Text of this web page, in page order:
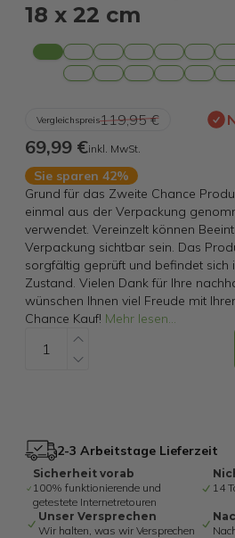
18 x 22 cm
Vergleichspreis119,95 €
69,99 €inkl. MwSt.
Sie sparen 42%
Grund für das Zweite Chance
einmal aus der Verpackung
verwendet. Vereinzelt können
Verpackung sichtbar sein. Das
sorgfältig geprüft und befindet sich
Zustand. Vielen Dank für Ihre
wünschen Ihnen viel Freude mit
Chance Kauf! Mehr lesen...
2-3 Arbeitstage Lieferzeit
Sicherheit vorab
100% funktionierende und
getestete Internetretouren
14
Unser Versprechen
Wir halten, was wir Versprechen